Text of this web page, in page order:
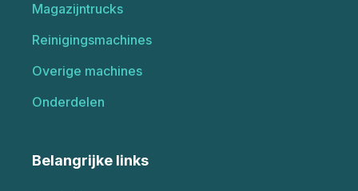
Magazijntrucks
Reinigingsmachines
Overige machines
Onderdelen
Belangrijke links